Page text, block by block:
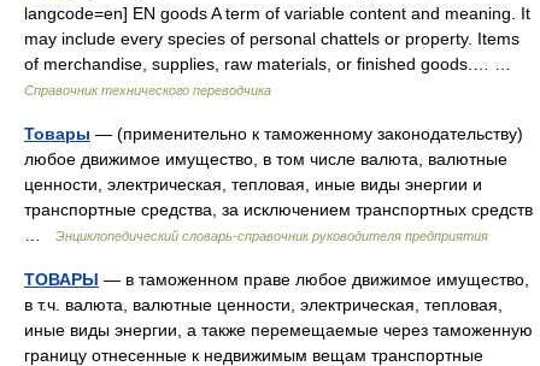
langcode=en] EN goods A term of variable content and meaning. It
may include every species of personal chattels or property. Items
of merchandise, supplies, raw materials, or finished goods.… …
Справочник технического переводчика
Товары — (применительно к таможенному законодательству)
любое движимое имущество, в том числе валюта, валютные
ценности, электрическая, тепловая, иные виды энергии и
транспортные средства, за исключением транспортных средств
Энциклопедический словарь-справочник руководителя предприятия
ТОВАРЫ — в таможенном праве любое движимое имущество,
в т.ч. валюта, валютные ценности, электрическая, тепловая,
иные виды энергии, а также перемещаемые через таможенную
границу отнесенные к недвижимым вещам транспортные